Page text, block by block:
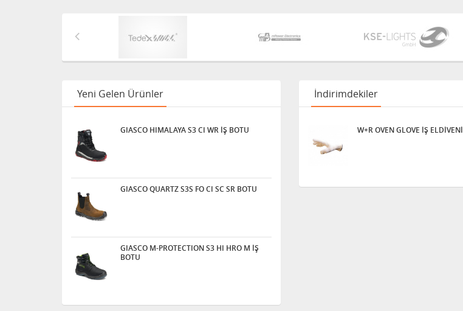
Yeni Gelen Ürünler
GIASCO HIMALAYA S3 CI WR İŞ BOTU
GIASCO QUARTZ S3S FO CI SC SR BOTU
GIASCO M-PROTECTION S3 HI HRO M İŞ
BOTU
İndirimdekiler
W+R OVEN GLOVE İŞ ELDİVENİ